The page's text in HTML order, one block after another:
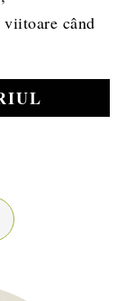
viitoare când